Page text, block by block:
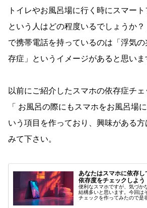
トイレやお風呂場に行く時にスマー
という人はどの程度いるでしょうか
で携帯電話を持っているのは「浮気
存症」というイメージがあると思いま
以前にご紹介したスマホの依存症チ
「 お風呂の際にもスマホをお風呂場
いう項目を作っており、興味がある
みて下さい。
あなたはスマホに依存
依存度をチェックしよう
便利なスマホですが、気づか
結構多いと思います。今回は
チェックを作ってみたので是